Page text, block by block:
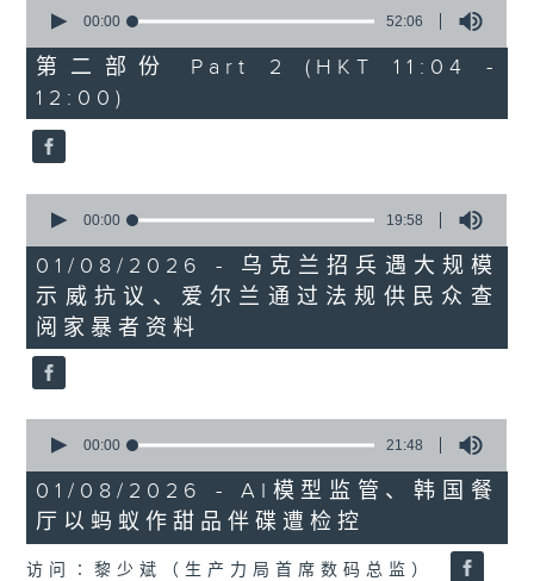
seconds
52
minutes,
6
seconds
00:00 52:06
第二部份 Part 2 (HKT 11:04 -
12:00)
seconds
19
minutes,
58
seconds
00:00 19:58
01/08/2026 - 乌克兰招兵遇大规模
示威抗议、爱尔兰通过法规供民众查
阅家暴者资料
seconds
21
minutes,
48
seconds
00:00 21:48
01/08/2026 - AI模型监管、韩国餐
厅以蚂蚁作甜品伴碟遭检控
访问∶黎少斌（生产力局首席数码总监）